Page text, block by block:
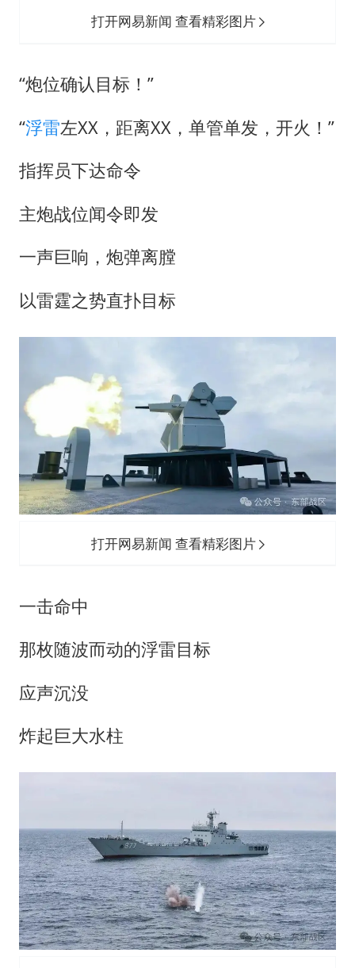
打开网易新闻 查看精彩图片
“炮位确认目标！”
“浮雷左XX，距离XX，单管单发，开火！”
指挥员下达命令
主炮战位闻令即发
一声巨响，炮弹离膛
以雷霆之势直扑目标
打开网易新闻 查看精彩图片
一击命中
那枚随波而动的浮雷目标
应声沉没
炸起巨大水柱